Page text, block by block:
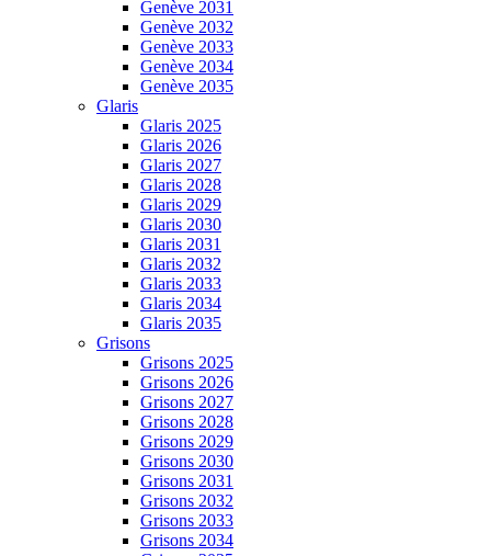
Genève 2031
Genève 2032
Genève 2033
Genève 2034
Genève 2035
Glaris
Glaris 2025
Glaris 2026
Glaris 2027
Glaris 2028
Glaris 2029
Glaris 2030
Glaris 2031
Glaris 2032
Glaris 2033
Glaris 2034
Glaris 2035
Grisons
Grisons 2025
Grisons 2026
Grisons 2027
Grisons 2028
Grisons 2029
Grisons 2030
Grisons 2031
Grisons 2032
Grisons 2033
Grisons 2034